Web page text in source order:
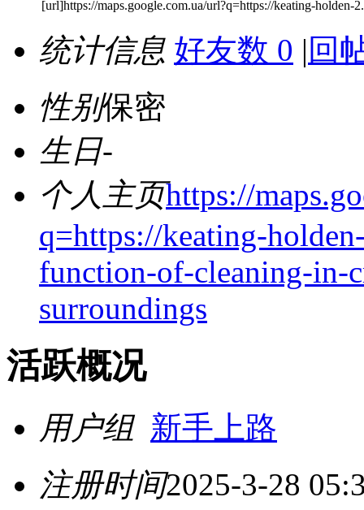
[url]https://maps.google.com.ua/url?q=https://keating-holden-
统计信息 好友数 0 | 回
性别保密
生日-
个人主页https://
q=https://keating-
function-of-cleaning-in-
surroundings
活跃概况
用户组 新手上路
注册时间2025-3-28